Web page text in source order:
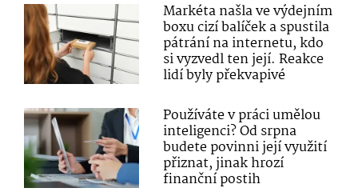
Markéta našla ve výdejním
boxu cizí balíček a spustila
pátrání na internetu, kdo
si vyzvedl ten její. Reakce
lidí byly překvapivé
Používáte v práci umělou
inteligenci? Od srpna
budete povinni její využití
přiznat, jinak hrozí
finanční postih